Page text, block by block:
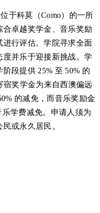
于科莫（Como）的一所
卓越奖学金、音乐奖励
行评估。学院寻求全面
并乐于迎接新挑战。学
段提供 25% 至 50% 的
宿奖学金为来自西澳偏远
的减免，而音乐奖励金
学费减免。申请人须为
或永久居民。